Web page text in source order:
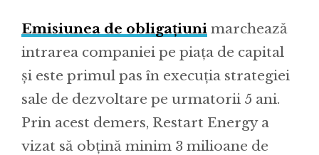
Emisiunea de obligațiuni marchează
intrarea companiei pe piața de capital
și este primul pas în execuția strategiei
sale de dezvoltare pe urmatorii 5 ani.
Prin acest demers, Restart Energy a
vizat să obțină minim 3 milioane de